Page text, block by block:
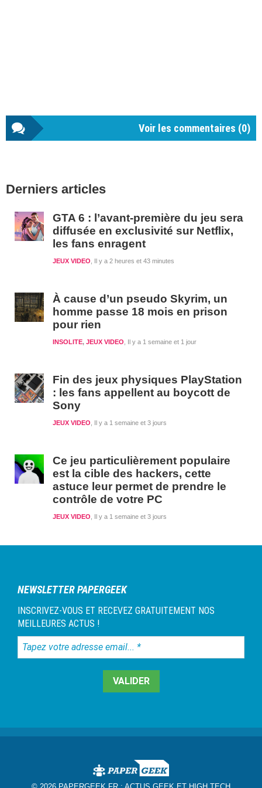
Voir les commentaires (0)
latérale
Derniers articles
GTA 6 : l’avant-première du jeu sera
diffusée en exclusivité sur Netflix,
les fans enragent
Il y a 2 heures et 43 minutes
JEUX VIDEO
À cause d’un pseudo Skyrim, un
homme passe 18 mois en prison
pour rien
Il y a 1 semaine et 1 jour
INSOLITE, JEUX VIDEO
Fin des jeux physiques PlayStation
: les fans appellent au boycott de
Sony
Il y a 1 semaine et 3 jours
JEUX VIDEO
Ce jeu particulièrement populaire
est la cible des hackers, cette
astuce leur permet de prendre le
contrôle de votre PC
Il y a 1 semaine et 3 jours
JEUX VIDEO
NEWSLETTER PAPERGEEK
INSCRIVEZ-VOUS ET RECEVEZ GRATUITEMENT NOS
MEILLEURES ACTUS !
Tapez
votre